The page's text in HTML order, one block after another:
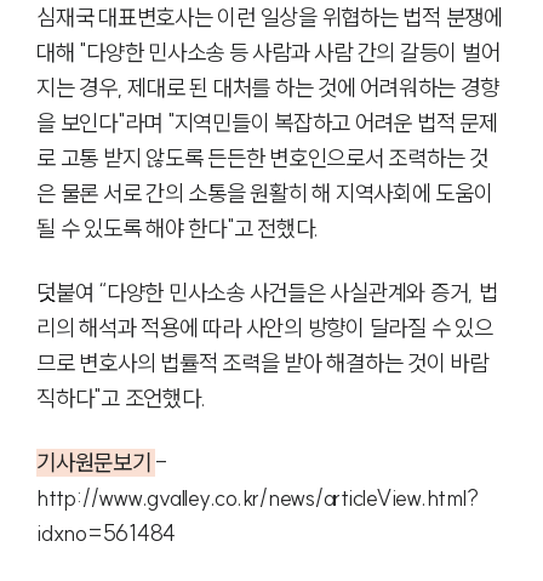
대륜의 강점
기업법무 컨설팅
업무협력·법률자문 기업
오시는 길
글로벌 파트너 로펌
고객의 소리
AI대륜
업무사례
주요 업무사례
기업 인사이트
사례분석/최신동향
법률정보(법인)
법률정보(개인)
업무그룹/센터
심재국 대표변호사는 이런 일상을 위협하는 법적 분쟁에
대해 "다양한 민사소송 등 사람과 사람 간의 갈등이 벌어
지는 경우, 제대로 된 대처를 하는 것에 어려워하는 경향
을 보인다"라며 "지역민들이 복잡하고 어려운 법적 문제
로 고통 받지 않도록 든든한 변호인으로서 조력하는 것
은 물론 서로 간의 소통을 원활히 해 지역사회에 도움이
될 수 있도록 해야 한다"고 전했다.
덧붙여 “다양한 민사소송 사건들은 사실관계와 증거, 법
리의 해석과 적용에 따라 사안의 방향이 달라질 수 있으
므로 변호사의 법률적 조력을 받아 해결하는 것이 바람
직하다"고 조언했다.
기사원문보기 -
http://www.gvalley.co.kr/news/articleView.html?
idxno=561484